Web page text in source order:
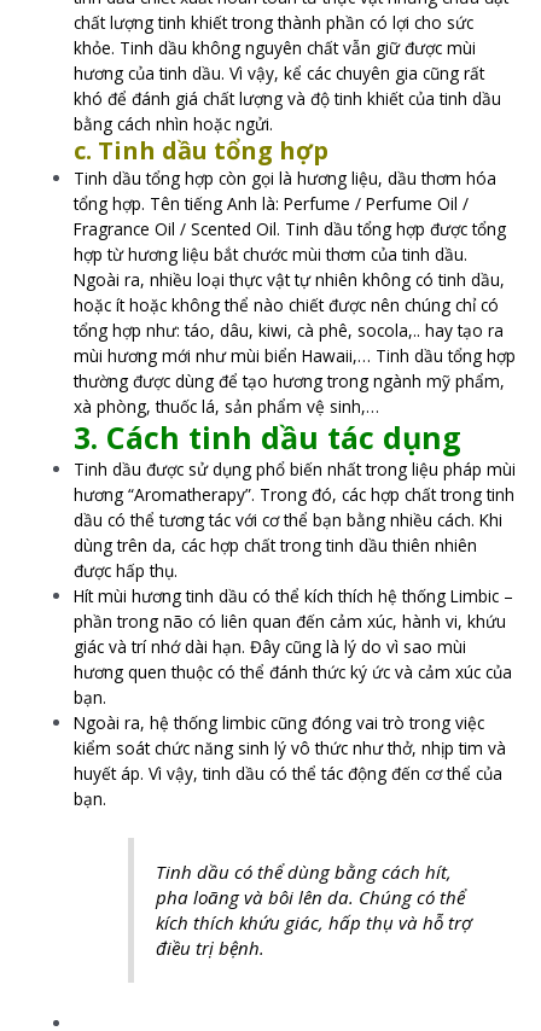
chất lượng tinh khiết trong thành phần có lợi cho sức
khỏe. Tinh dầu không nguyên chất vẫn giữ được mùi
hương của tinh dầu. Vì vậy, kể các chuyên gia cũng rất
khó để đánh giá chất lượng và độ tinh khiết của tinh dầu
bằng cách nhìn hoặc ngửi.
c. Tinh dầu tổng hợp
Tinh dầu tổng hợp còn gọi là hương liệu, dầu thơm hóa
tổng hợp. Tên tiếng Anh là: Perfume / Perfume Oil /
Fragrance Oil / Scented Oil. Tinh dầu tổng hợp được tổng
hợp từ hương liệu bắt chước mùi thơm của tinh dầu.
Ngoài ra, nhiều loại thực vật tự nhiên không có tinh dầu,
hoặc ít hoặc không thể nào chiết được nên chúng chỉ có
tổng hợp như: táo, dâu, kiwi, cà phê, socola,.. hay tạo ra
mùi hương mới như mùi biển Hawaii,… Tinh dầu tổng hợp
thường được dùng để tạo hương trong ngành mỹ phẩm,
xà phòng, thuốc lá, sản phẩm vệ sinh,…
3. Cách tinh dầu tác dụng
Tinh dầu được sử dụng phổ biến nhất trong liệu pháp mùi
hương “Aromatherapy”. Trong đó, các hợp chất trong tinh
dầu có thể tương tác với cơ thể bạn bằng nhiều cách. Khi
dùng trên da, các hợp chất trong tinh dầu thiên nhiên
được hấp thụ.
Hít mùi hương tinh dầu có thể kích thích hệ thống Limbic –
phần trong não có liên quan đến cảm xúc, hành vi, khứu
giác và trí nhớ dài hạn. Đây cũng là lý do vì sao mùi
hương quen thuộc có thể đánh thức ký ức và cảm xúc của
bạn.
Ngoài ra, hệ thống limbic cũng đóng vai trò trong việc
kiểm soát chức năng sinh lý vô thức như thở, nhịp tim và
huyết áp. Vì vậy, tinh dầu có thể tác động đến cơ thể của
bạn.
Tinh dầu có thể dùng bằng cách hít,
pha loãng và bôi lên da. Chúng có thể
kích thích khứu giác, hấp thụ và hỗ trợ
điều trị bệnh.